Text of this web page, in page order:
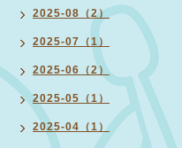
2025-08（2）
2025-07（1）
2025-06（2）
2025-05（1）
2025-04（1）